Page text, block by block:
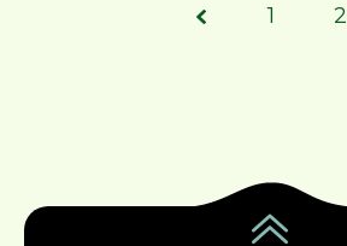
Page
1 2